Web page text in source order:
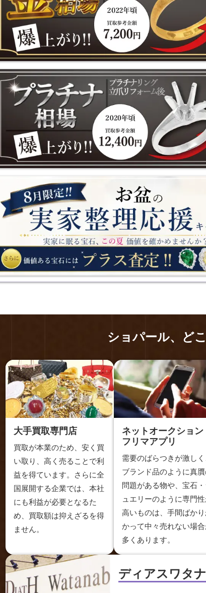
国内プラチナ相場が史上最高値更新!! 宝石付なら更にプラス査定
【8/30(日)まで】8月限定「お盆の実家整理応援キャンペーン」開
ショパール、 ど
大手買取専門店
買取が本業のため、安く買
い取り、高く売ることで利
益を得ています。さらに全
国展開する企業では、本社
にも利益が必要となるた
め、買取額は抑えざるを得
ません。
ネットオークション
フリマアプリ
需要のばらつきが激しく
ブランド品のように真
問題がある物や、宝石・
ュエリーのように専門
高いものは、手間ばか
かって中々売れない場
多くあります。
ディアスワタ